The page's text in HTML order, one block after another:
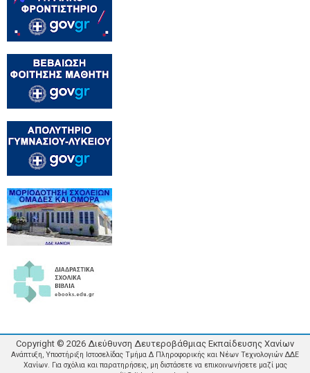
Copyright © 2026 Διεύθυνση Δευτεροβάθμιας Εκπαίδευσης Χανίων
Ανάπτυξη, Υποστήριξη Ιστοσελίδας Τμήμα Δ Πληροφορικής και Νέων Τεχνολογιών ΔΔΕ
Χανίων. Για σχόλια και παρατηρήσεις, μη διστάσετε να επικοινωνήσετε μαζί μας